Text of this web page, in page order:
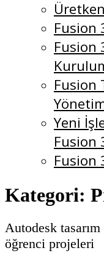
Fusion
Fusion
Fusion
Yeni
Fusion
Fusion
Kategori:
Autodesk
öğrenci projeleri